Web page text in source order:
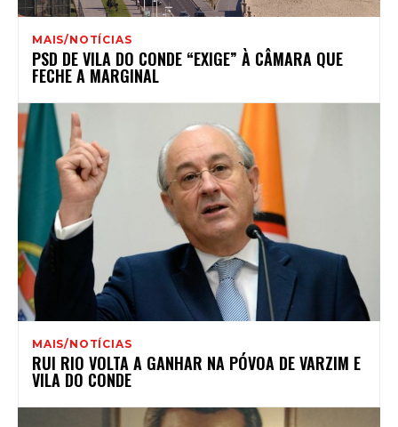
MAIS/NOTÍCIAS
PSD DE VILA DO CONDE “EXIGE” À CÂMARA QUE
FECHE A MARGINAL
MAIS/NOTÍCIAS
RUI RIO VOLTA A GANHAR NA PÓVOA DE VARZIM E
VILA DO CONDE